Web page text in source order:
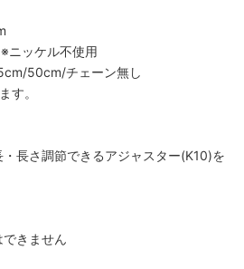
ニッケル不使用
50cm/チェーン無し
す。
長さ調節できるアジャスター(K10)を
できません